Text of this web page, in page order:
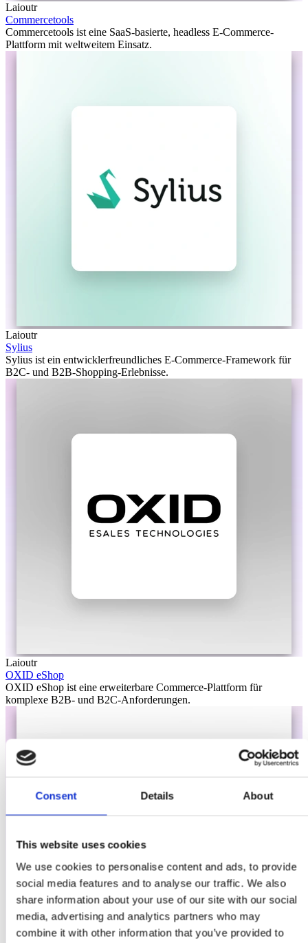
Consent Details About
This website uses cookies
We use cookies to personalise content and ads, to provide
social media features and to analyse our traffic. We also
share information about your use of our site with our social
media, advertising and analytics partners who may
combine it with other information that you’ve provided to
Laioutr
Commercetools
Commercetools ist eine SaaS-basierte, headless E-Commerce-
Plattform mit weltweitem Einsatz.
Laioutr
Sylius
Sylius ist ein entwicklerfreundliches E-Commerce-Framework für
B2C- und B2B-Shopping-Erlebnisse.
Laioutr
OXID eShop
OXID eShop ist eine erweiterbare Commerce-Plattform für
komplexe B2B- und B2C-Anforderungen.